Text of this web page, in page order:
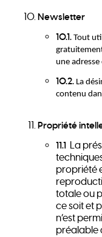
Newsletter
10.1. Tout
une adresse
10.2. La
contenu
Propriété
11.1 La
propriété
totale ou
ce soit et
n’est
préalable